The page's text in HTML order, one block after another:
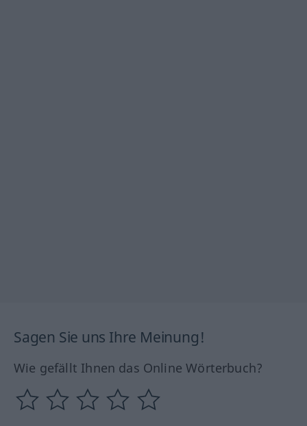
Sagen Sie uns Ihre Meinung!
Wie gefällt Ihnen das Online Wörterbuch?